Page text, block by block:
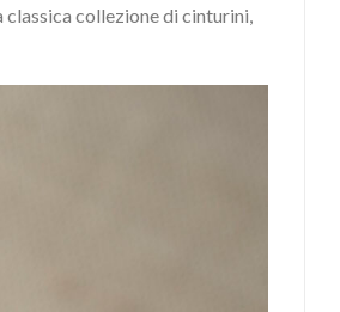
classica collezione di cinturini,